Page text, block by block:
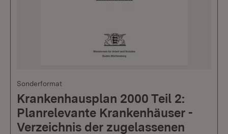
Sonderformat
Krankenhausplan 2000 Teil 2:
Planrelevante Krankenhäuser -
Verzeichnis der zugelassenen